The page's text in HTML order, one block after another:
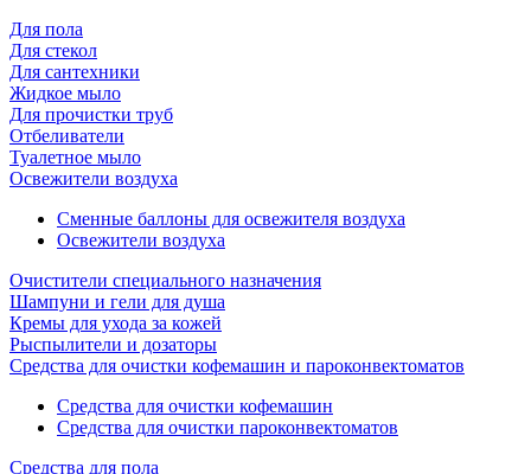
Для пола
Для стекол
Для сантехники
Жидкое мыло
Для прочистки труб
Отбеливатели
Туалетное мыло
Освежители воздуха
Сменные баллоны для освежителя воздуха
Освежители воздуха
Очистители специального назначения
Шампуни и гели для душа
Кремы для ухода за кожей
Рыспылители и дозаторы
Cредства для очистки кофемашин и пароконвектоматов
Средства для очистки кофемашин
Cредства для очистки пароконвектоматов
Средства для пола